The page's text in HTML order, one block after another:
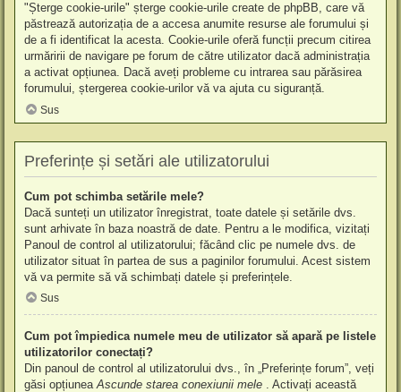
"Șterge cookie-urile" șterge cookie-urile create de phpBB, care vă
păstrează autorizația de a accesa anumite resurse ale forumului și
de a fi identificat la acesta. Cookie-urile oferă funcții precum citirea
urmăririi de navigare pe forum de către utilizator dacă administrația
a activat opțiunea. Dacă aveți probleme cu intrarea sau părăsirea
forumului, ștergerea cookie-urilor vă va ajuta cu siguranță.
Sus
Preferințe și setări ale utilizatorului
Cum pot schimba setările mele?
Dacă sunteți un utilizator înregistrat, toate datele și setările dvs.
sunt arhivate în baza noastră de date. Pentru a le modifica, vizitați
Panoul de control al utilizatorului; făcând clic pe numele dvs. de
utilizator situat în partea de sus a paginilor forumului. Acest sistem
vă va permite să vă schimbați datele și preferințele.
Sus
Cum pot împiedica numele meu de utilizator să apară pe listele
utilizatorilor conectați?
Din panoul de control al utilizatorului dvs., în „Preferințe forum”, veți
găsi opțiunea Ascunde starea conexiunii mele
. Activați această